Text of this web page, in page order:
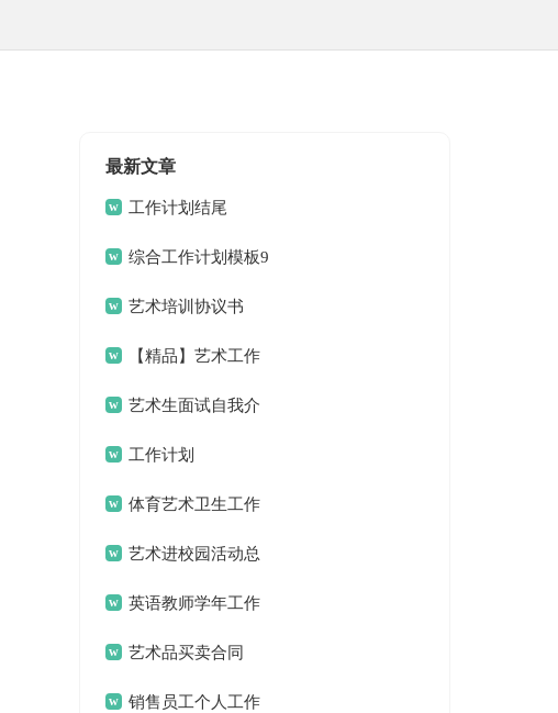
最新文章
工作计划结尾
综合工作计划模板9
篇 艺术培训协议书
【精品】艺术工作
计划三篇
艺术生面试自我介
绍 工作计划
体育艺术卫生工作
总结艺术进校园活动总
结合集8篇
英语教师学年工作
计划艺术品买卖合同
销售员工个人工作